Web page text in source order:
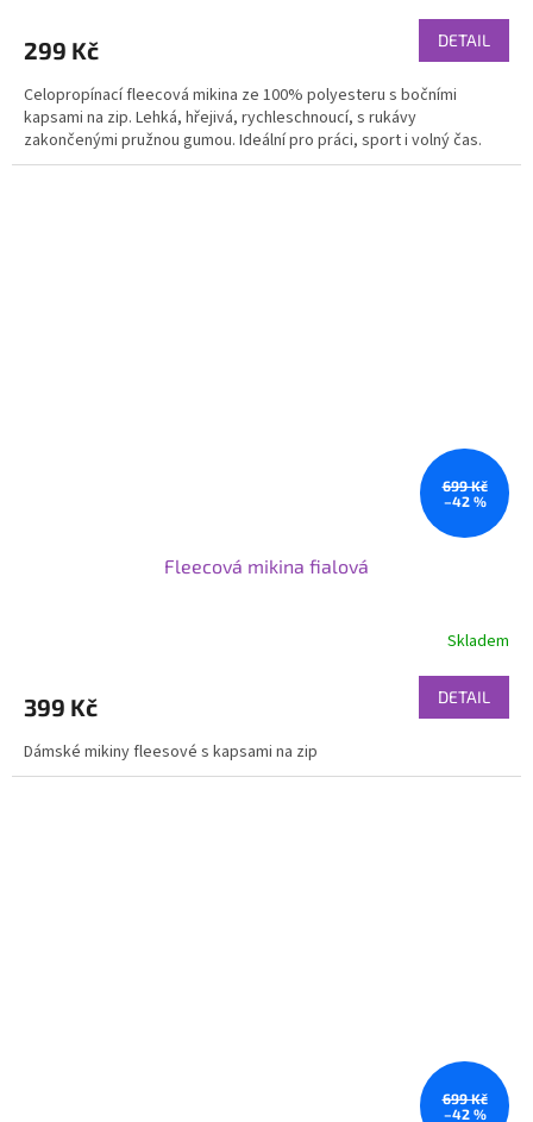
299 Kč DETAIL
Celopropínací fleecová mikina ze 100% polyesteru s bočními
kapsami na zip. Lehká, hřejivá, rychleschnoucí, s rukávy
zakončenými pružnou gumou. Ideální pro práci, sport i volný čas.
699 Kč
–42 %
Fleecová mikina fialová
Skladem
399 Kč DETAIL
Dámské mikiny fleesové s kapsami na zip
699 Kč
–42 %